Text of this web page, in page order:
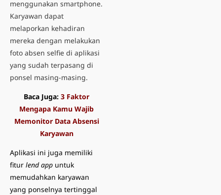
menggunakan smartphone.
Karyawan dapat
melaporkan kehadiran
mereka dengan melakukan
foto absen selfie di aplikasi
yang sudah terpasang di
ponsel masing-masing.
Baca Juga: 3 Faktor
Mengapa Kamu Wajib
Memonitor Data Absensi
Karyawan
Aplikasi ini juga memiliki
fitur lend app untuk
memudahkan karyawan
yang ponselnya tertinggal